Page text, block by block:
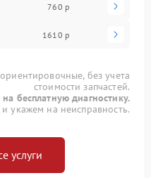
760 р
1610 р
без учета
стоимости запчастей.
бесплатную диагностику.
укажем на неисправность.
услуги